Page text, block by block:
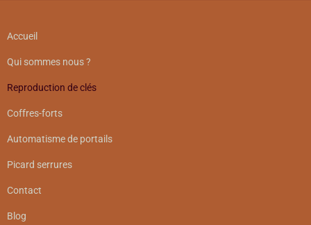
Accueil
Qui sommes nous ?
Reproduction de clés
Coffres-forts
Automatisme de portails
Picard serrures
Contact
Blog